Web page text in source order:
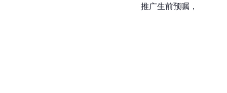
推广生前预嘱，